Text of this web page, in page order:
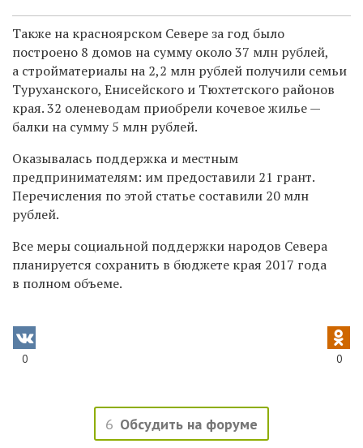
Также на красноярском Севере за год было
построено 8 домов на сумму около 37 млн рублей,
а стройматериалы на 2,2 млн рублей получили семьи
Туруханского, Енисейского и Тюхтетского районов
края. 32 оленеводам приобрели кочевое жилье —
балки на сумму 5 млн рублей.
Оказывалась поддержка и местным
предпринимателям: им предоставили 21 грант.
Перечисления по этой статье составили 20 млн
рублей.
Все меры социальной поддержки народов Севера
планируется сохранить в бюджете края 2017 года
в полном объеме.
0 0
6 Обсудить на форуме